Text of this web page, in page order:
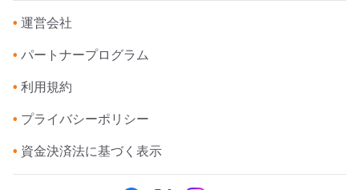
• 運営会社
• パートナープログラム
• 利用規約
• プライバシーポリシー
• 資金決済法に基づく表示